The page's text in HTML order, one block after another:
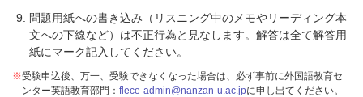
問題用紙への書き込み（リスニング中のメモやリーディング本
文への下線など）は不正行為と見なします。解答は全て解答用
紙にマーク記入してください。
※受験申込後、万一、受験できなくなった場合は、必ず事前に外国語教育セ
ンター英語教育部門： flece-admin@nanzan-u.ac.jpに申し出てください。